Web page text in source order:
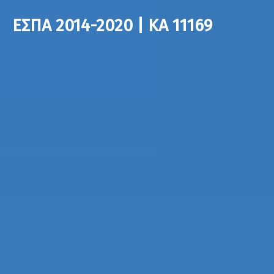
ΕΣΠΑ 2014-2020 | ΚΑ 11169